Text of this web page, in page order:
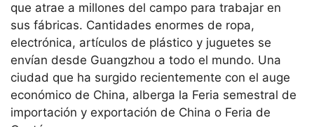
que atrae a millones del campo para trabajar en
sus fábricas. Cantidades enormes de ropa,
electrónica, artículos de plástico y juguetes se
envían desde Guangzhou a todo el mundo. Una
ciudad que ha surgido recientemente con el auge
económico de China, alberga la Feria semestral de
importación y exportación de China o Feria de